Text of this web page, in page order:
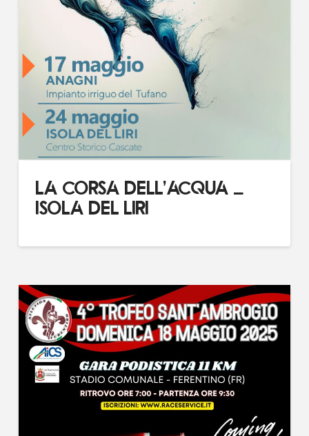
LA CORSA DELL’ACQUA –
ISOLA DEL LIRI